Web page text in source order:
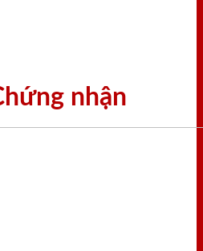
nhận